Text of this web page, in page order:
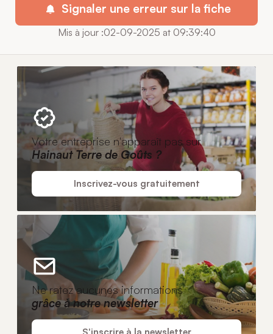
Signaler une erreur sur la fiche
Mis à jour :02-09-2025 at 09:39:40
Votre entreprise n'apparaît pas sur
Hainaut Terre de Goûts ?
Inscrivez-vous gratuitement
Ne ratez aucunes informations
grâce à notre newsletter